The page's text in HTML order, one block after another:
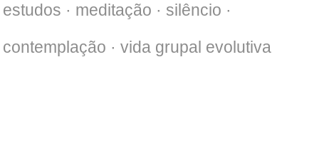
estudos · meditação · silêncio ·
contemplação · vida grupal evolutiva